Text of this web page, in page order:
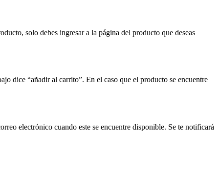
solo debes ingresar a la página del producto que deseas
dice “añadir al carrito”. En el caso que el producto se encuentre
electrónico cuando este se encuentre disponible. Se te notificará